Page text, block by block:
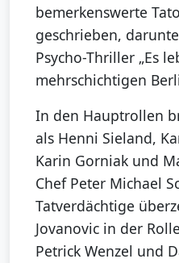
bemerkenswerte
geschrieben,
Psycho-Thriller „Es
mehrschichtigen
In den Hauptrollen
als Henni Sieland,
Karin Gorniak und
Chef Peter Michael
Tatverdächtige
Jovanovic in der
Petrick Wenzel und